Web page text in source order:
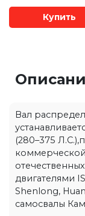
Купить
Вал
(280–375
двигателями
Shenlong,
самосвалы